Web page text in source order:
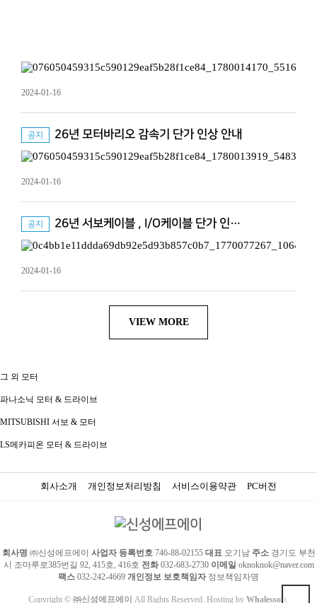
2024-01-16
공지 26년 모터바리오 감속기 단가 인상 안내
2024-01-16
공지 26년 서보케이블 , I/O케이블 단가 인…
2024-01-16
VIEW MORE
그 외 모터
파나소닉 모터 & 드라이브
MITSUBISHI 서보 & 모터
LS메카피온 모터 & 드라이브
회사소개 개인정보처리방침 서비스이용약관 PC버전
회사명 ㈜신성에프에이 사업자 등록번호746-88-02155 대표오기남 주소경기도 부천
시 조마루로385번길 92, 415호, 416호 전화032-683-2730 이메일 oknoknok@naver.com
팩스 032-242-4669 개인정보 보호책임자정보책임자명
Copyright © ㈜신성에프에이 All Rights Reserved. Hosting by Whalessoft.